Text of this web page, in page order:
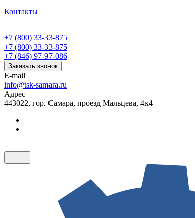
Контакты
+7 (800) 33-33-875
+7 (800) 33-33-875
+7 (846) 97-97-086
Заказать звонок
E-mail
info@tsk-samara.ru
Адрес
443022, гор. Самара, проезд Мальцева, 4к4